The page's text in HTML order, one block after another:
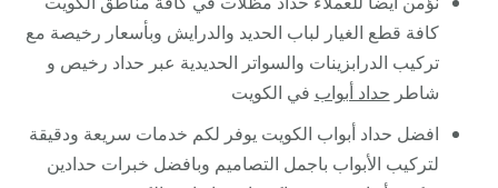
كافة قطع الغيار لباب الحديد والدرايش وبأسعار رخيصة مع
تركيب الدرابزينات والسواتر الحديدية عبر حداد رخيص و
شاطر حداد أبواب في الكويت
افضل حداد أبواب الكويت يوفر لكم خدمات سريعة ودقيقة
لتركيب الأبواب باجمل التصاميم وبافضل خبرات حدادين